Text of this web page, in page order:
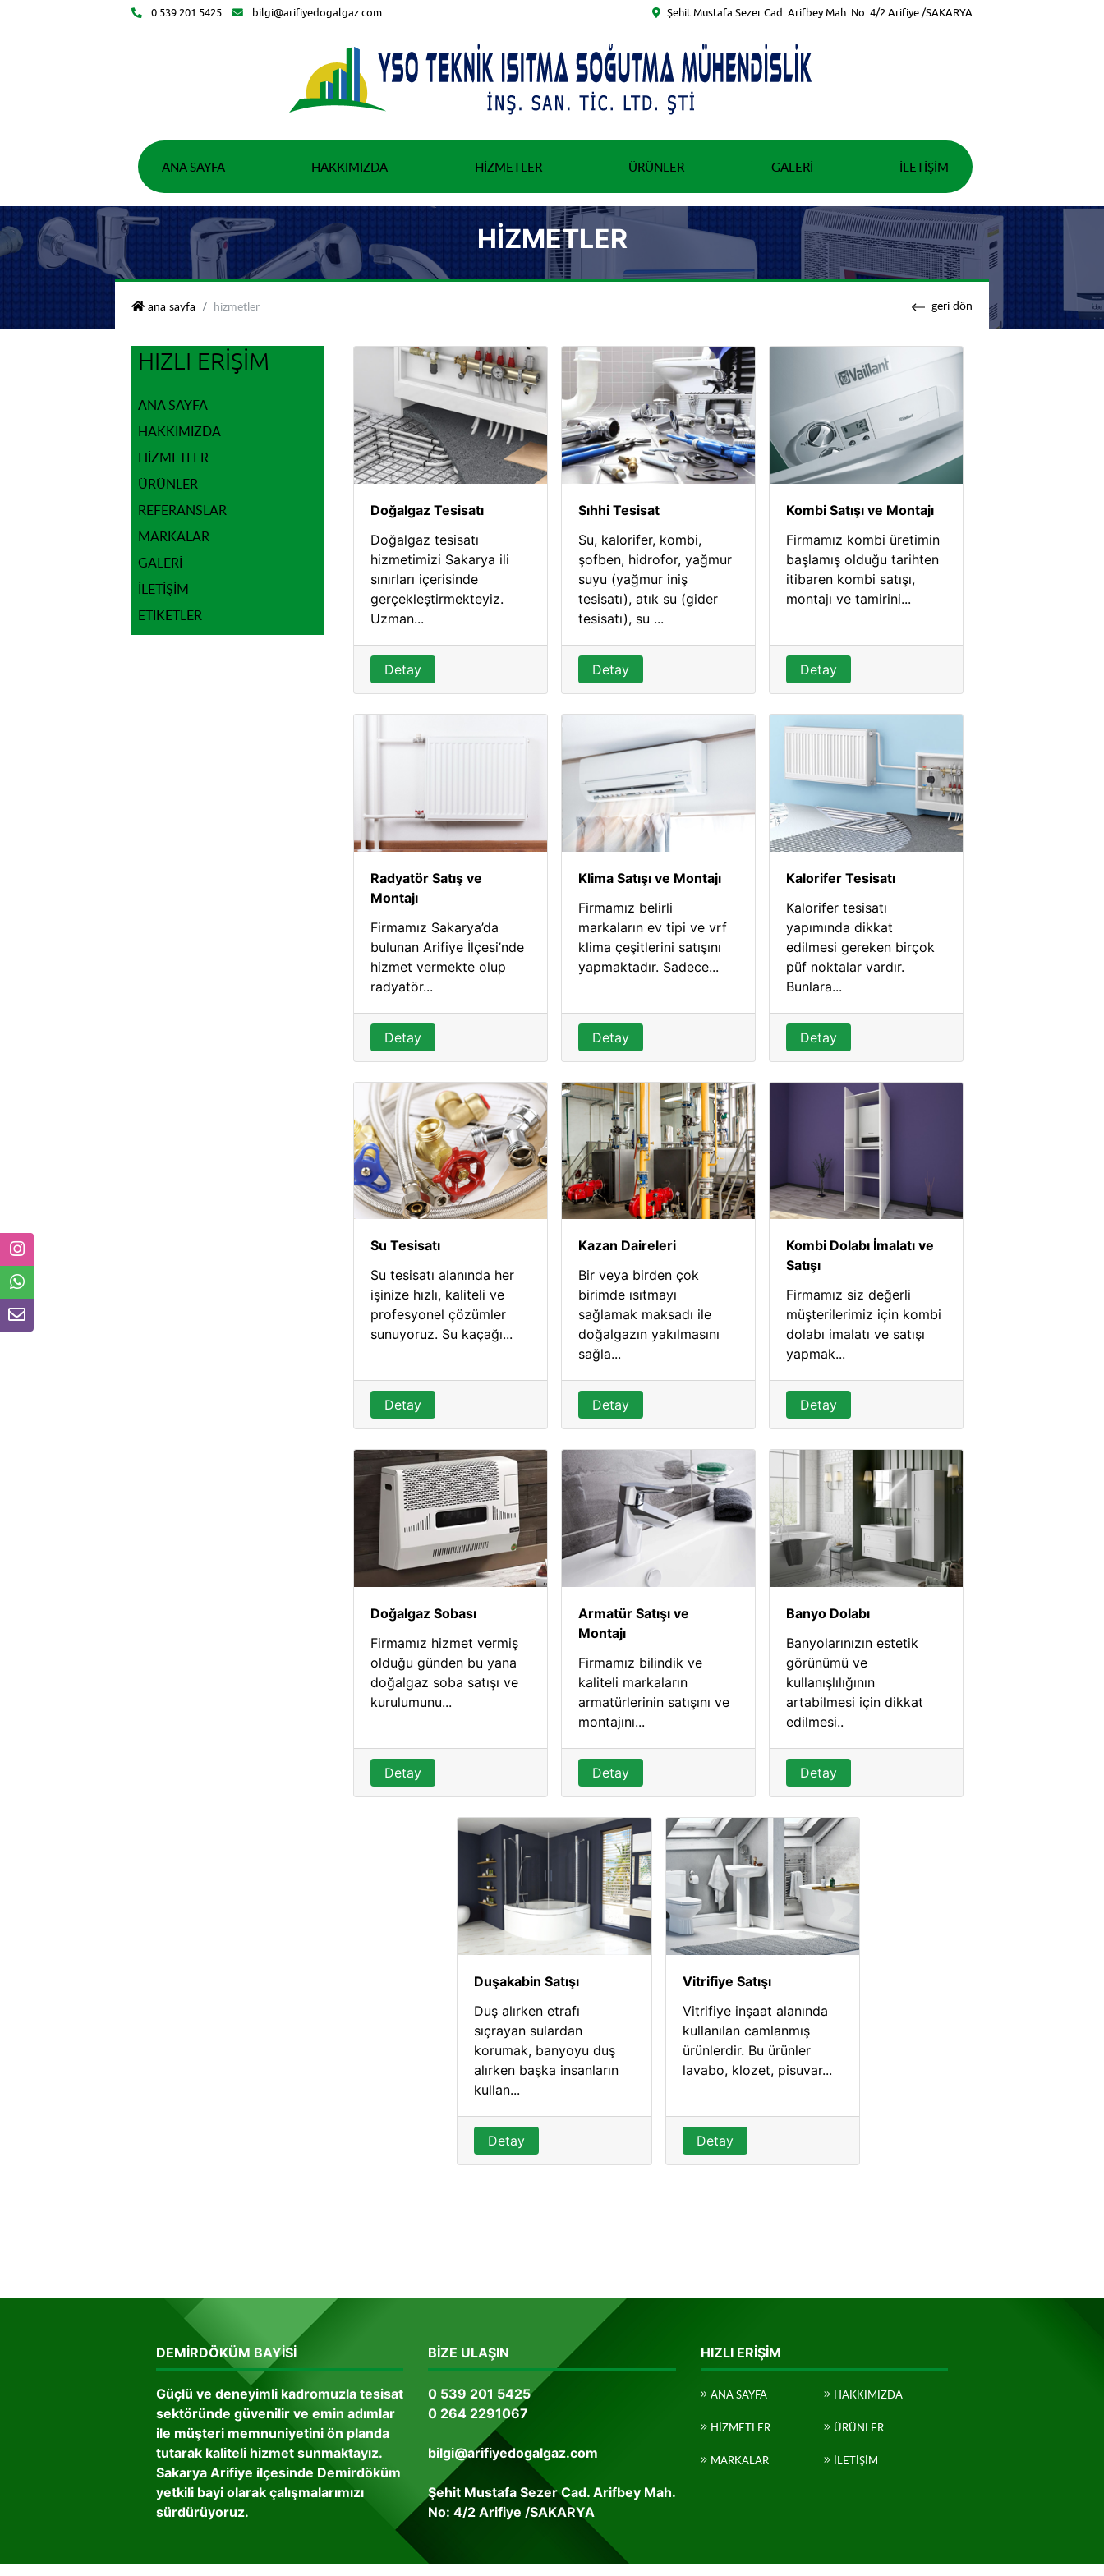
0 539 201 5425 bilgi@arifiyedogalgaz.com Şehit Mustafa Sezer Cad. Arifbey Mah. No: 4/2 Arifiye /SAKARYA
ANA SAYFA HAKKIMIZDA HIZMETLER ÜRÜNLER GALERI İLETIŞIM
HIZMETLER
ana sayfa yso teknik isıtma soğutma
hizmetler geri dön
HIZLI ERIŞIM
ANA SAYFA
HAKKIMIZDA
HIZMETLER
ÜRÜNLER
REFERANSLAR
MARKALAR
GALERI
İLETIŞIM
ETIKETLER
Doğalgaz Tesisatı
Doğalgaz tesisatı
hizmetimizi Sakarya ili
sınırları içerisinde
gerçekleştirmekteyiz.
Uzman...
Detay
Sıhhi Tesisat
Su, kalorifer, kombi,
şofben, hidrofor, yağmur
suyu (yağmur iniş
tesisatı), atık su (gider
tesisatı), su ...
Detay
Kombi Satışı ve Montajı
Firmamız kombi üretimin
başlamış olduğu tarihten
itibaren kombi satışı,
montajı ve tamirini...
Detay
Radyatör Satış ve
Montajı
Firmamız Sakarya’da
bulunan Arifiye İlçesi’nde
hizmet vermekte olup
radyatör...
Detay
Klima Satışı ve Montajı
Firmamız belirli
markaların ev tipi ve vrf
klima çeşitlerini satışını
yapmaktadır. Sadece...
Detay
Kalorifer Tesisatı
Kalorifer tesisatı
yapımında dikkat
edilmesi gereken birçok
püf noktalar vardır.
Bunlara...
Detay
Su Tesisatı
Su tesisatı alanında her
işinize hızlı, kaliteli ve
profesyonel çözümler
sunuyoruz. Su kaçağı...
Detay
Kazan Daireleri
Bir veya birden çok
birimde ısıtmayı
sağlamak maksadı ile
doğalgazın yakılmasını
sağla...
Detay
Kombi Dolabı İmalatı ve
Satışı
Firmamız siz değerli
müşterilerimiz için kombi
dolabı imalatı ve satışı
yapmak...
Detay
Doğalgaz Sobası
Firmamız hizmet vermiş
olduğu günden bu yana
doğalgaz soba satışı ve
kurulumunu...
Detay
Armatür Satışı ve
Montajı
Firmamız bilindik ve
kaliteli markaların
armatürlerinin satışını ve
montajını...
Detay
Banyo Dolabı
Banyolarınızın estetik
görünümü ve
kullanışlılığının
artabilmesi için dikkat
edilmesi..
Detay
Duşakabin Satışı
Duş alırken etrafı
sıçrayan sulardan
korumak, banyoyu duş
alırken başka insanların
kullan...
Detay
Vitrifiye Satışı
Vitrifiye inşaat alanında
kullanılan camlanmış
ürünlerdir. Bu ürünler
lavabo, klozet, pisuvar...
Detay
DEMIRDÖKÜM BAYISI
Güçlü ve deneyimli kadromuzla tesisat
sektöründe güvenilir ve emin adımlar
ile müşteri memnuniyetini ön planda
tutarak kaliteli hizmet sunmaktayız.
Sakarya Arifiye ilçesinde Demirdöküm
yetkili bayi olarak çalışmalarımızı
sürdürüyoruz.
BIZE ULAŞIN
0 539 201 5425
0 264 2291067
bilgi@arifiyedogalgaz.com
Şehit Mustafa Sezer Cad. Arifbey Mah.
No: 4/2 Arifiye /SAKARYA
HIZLI ERIŞIM
ANA SAYFA HAKKIMIZDA
HIZMETLER ÜRÜNLER
MARKALAR İLETIŞIM